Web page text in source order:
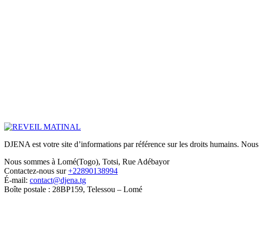
DJENA est votre site d’informations par référence sur les droits humains.
Nous sommes à Lomé(Togo), Totsi, Rue Adébayor
Contactez-nous sur+22890138994
É-mail: contact@djena.tg
Boîte postale : 28BP159, Telessou – Lomé